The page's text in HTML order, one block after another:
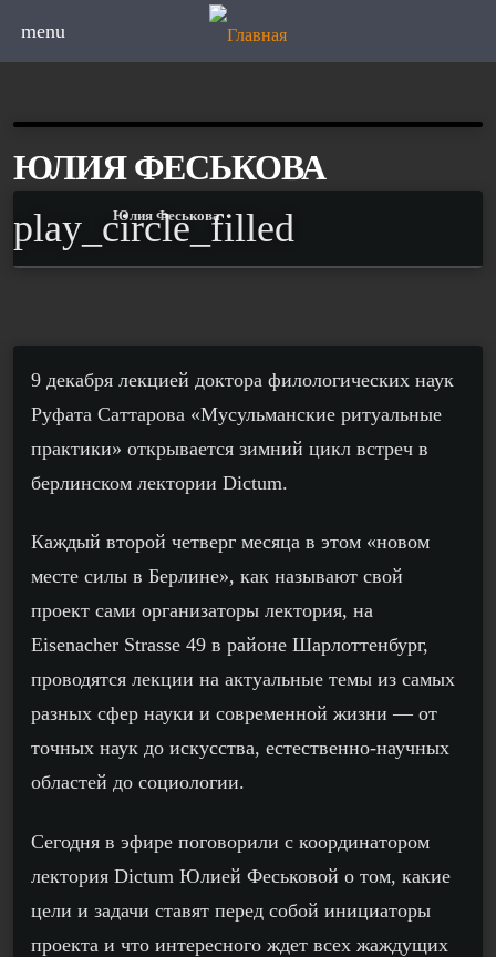
menu
ЮЛИЯ ФЕСЬКОВА
play_circle_filled
Юлия Феськова
9 декабря лекцией доктора филологических наук
Руфата Саттарова «Мусульманские ритуальные
практики» открывается зимний цикл встреч в
берлинском лектории Dictum.
Каждый второй четверг месяца в этом «новом
месте силы в Берлине», как называют свой
проект сами организаторы лектория, на
Eisenacher Strasse 49 в районе Шарлоттенбург,
проводятся лекции на актуальные темы из самых
разных сфер науки и современной жизни — от
точных наук до искусства, естественно-научных
областей до социологии.
Сегодня в эфире поговорили с координатором
лектория Dictum Юлией Феськовой о том, какие
цели и задачи ставят перед собой инициаторы
проекта и что интересного ждет всех жаждущих